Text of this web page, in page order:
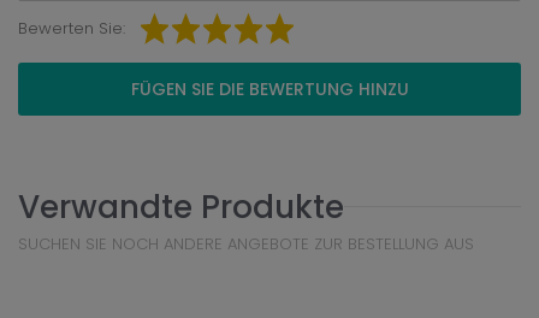
Bewerten Sie:
FÜGEN SIE DIE BEWERTUNG HINZU
Verwandte Produkte
SUCHEN SIE NOCH ANDERE ANGEBOTE ZUR BESTELLUNG AUS